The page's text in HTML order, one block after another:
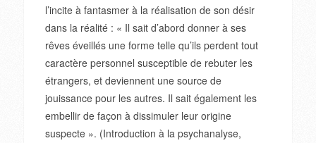
l’incite à fantasmer à la réalisation de son désir
dans la réalité : « Il sait d’abord donner à ses
rêves éveillés une forme telle qu’ils perdent tout
caractère personnel susceptible de rebuter les
étrangers, et deviennent une source de
jouissance pour les autres. Il sait également les
embellir de façon à dissimuler leur origine
suspecte ». (Introduction à la psychanalyse,